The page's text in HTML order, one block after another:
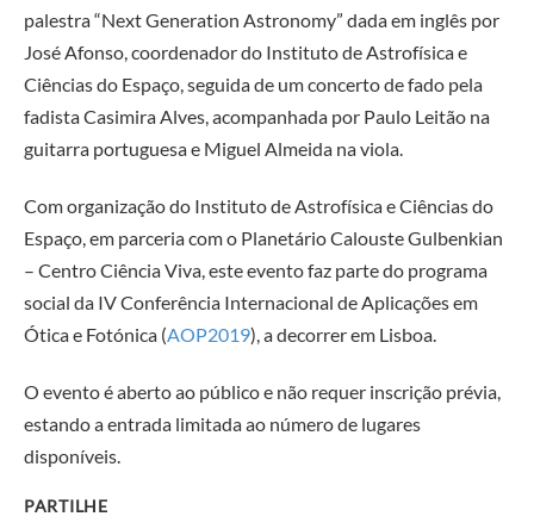
palestra “Next Generation Astronomy” dada em inglês por
José Afonso, coordenador do Instituto de Astrofísica e
Ciências do Espaço, seguida de um concerto de fado pela
fadista Casimira Alves, acompanhada por Paulo Leitão na
guitarra portuguesa e Miguel Almeida na viola.
Com organização do Instituto de Astrofísica e Ciências do
Espaço, em parceria com o Planetário Calouste Gulbenkian
– Centro Ciência Viva, este evento faz parte do programa
social da IV Conferência Internacional de Aplicações em
Ótica e Fotónica (AOP2019), a decorrer em Lisboa.
O evento é aberto ao público e não requer inscrição prévia,
estando a entrada limitada ao número de lugares
disponíveis.
PARTILHE